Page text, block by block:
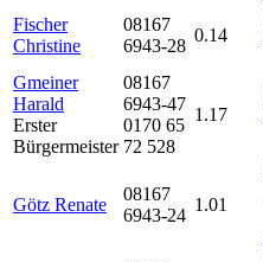
Fischer
Christine
08167
6943-28
0.14
Gmeiner
Harald
Erster
Bürgermeister
08167
6943-47
0170 65
72 528
1.17
Götz Renate
08167
6943-24
1.01